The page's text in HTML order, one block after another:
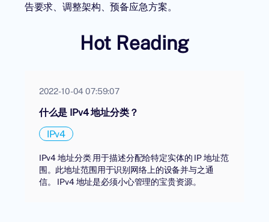
告要求、调整架构、预备应急方案。
Hot Reading
2022-10-04 07:59:07
什么是 IPv4 地址分类？
IPv4
IPv4 地址分类 用于描述分配给特定实体的 IP 地址范
围。此地址范围用于识别网络上的设备并与之通
信。 IPv4 地址是必须小心管理的宝贵资源。